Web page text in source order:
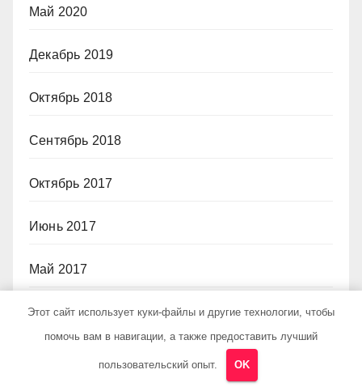
Май 2020
Декабрь 2019
Октябрь 2018
Сентябрь 2018
Октябрь 2017
Июнь 2017
Май 2017
Март 2017
Этот сайт использует куки-файлы и другие технологии, чтобы
помочь вам в навигации, а также предоставить лучший
пользовательский опыт. OK